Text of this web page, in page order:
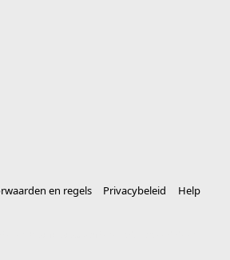
en regels Privacybeleid
Help